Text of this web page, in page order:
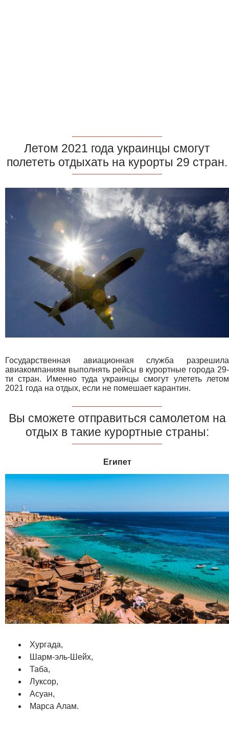
Летом 2021 года украинцы смогут
полететь отдыхать на курорты 29 стран.
Государственная авиационная служба разрешила
авиакомпаниям выполнять рейсы в курортные города 29-
ти стран. Именно туда украинцы смогут улететь летом
2021 года на отдых, если не помешает карантин.
Вы сможете отправиться самолетом на
отдых в такие курортные страны:
Египет
Хургада,
Шарм-эль-Шейх,
Таба,
Луксор,
Асуан,
Марса Алам.